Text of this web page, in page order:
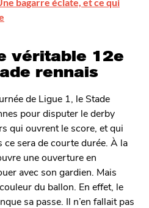
véritable 12e
rennais
de Ligue 1, le Stade
pour disputer le derby
qui ouvrent le score, et qui
ce sera de courte durée. À la
une ouverture en
avec son gardien. Mais
du ballon. En effet, le
sa passe. Il n’en fallait pas